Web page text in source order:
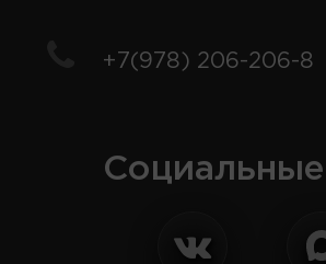
+7(978) 206-206-8
Социальные